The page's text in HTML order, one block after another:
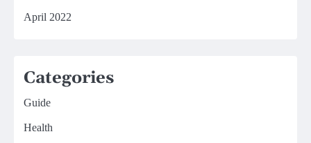
April 2022
Categories
Guide
Health